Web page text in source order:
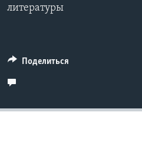
литературы
Поделиться